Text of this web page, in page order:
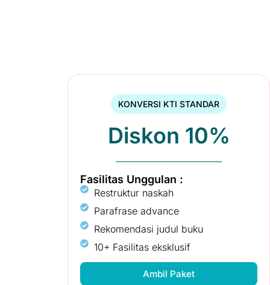
KONVERSI KTI STANDAR
Diskon 10%
Fasilitas Unggulan :
Restruktur naskah
Parafrase advance
Rekomendasi judul buku
10+ Fasilitas eksklusif
Ambil Paket